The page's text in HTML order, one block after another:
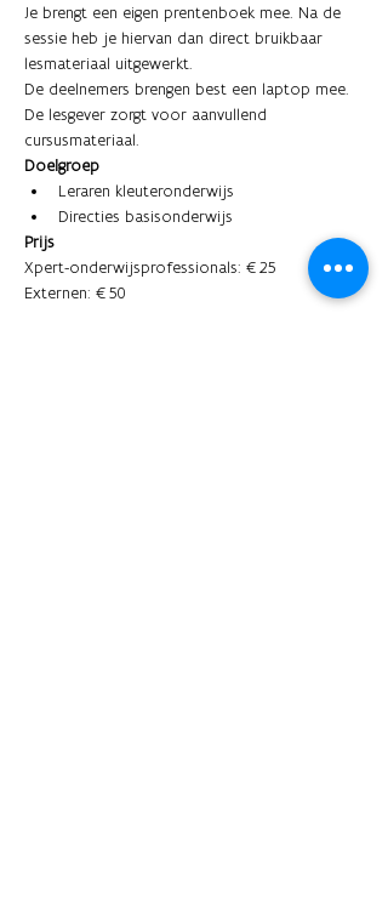
Je brengt een eigen prentenboek mee. Na de
sessie heb je hiervan dan direct bruikbaar
lesmateriaal uitgewerkt.
De deelnemers brengen best een laptop mee.
De lesgever zorgt voor aanvullend
cursusmateriaal.
Doelgroep
Leraren kleuteronderwijs
Directies basisonderwijs
Prijs
Xpert-onderwijsprofessionals: €25
Externen: €50